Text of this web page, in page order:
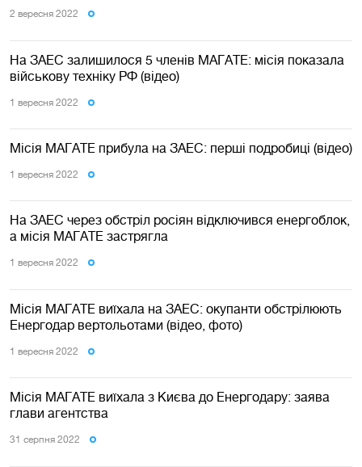
2 вересня 2022
На ЗАЕС залишилося 5 членів МАГАТЕ: місія показала
військову техніку РФ (відео)
1 вересня 2022
Місія МАГАТЕ прибула на ЗАЕС: перші подробиці (відео)
1 вересня 2022
На ЗАЕС через обстріл росіян відключився енергоблок,
а місія МАГАТЕ застрягла
1 вересня 2022
Місія МАГАТЕ виїхала на ЗАЕС: окупанти обстрілюють
Енергодар вертольотами (відео, фото)
1 вересня 2022
Місія МАГАТЕ виїхала з Києва до Енергодару: заява
глави агентства
31 серпня 2022